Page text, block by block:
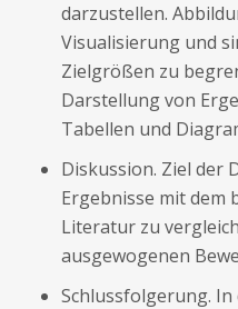
darzustellen.
Visualisierung und
Zielgrößen zu
Darstellung von
Tabellen und
Diskussion. Ziel der
Ergebnisse mit dem
Literatur zu
ausgewogenen
Schlussfolgerung.